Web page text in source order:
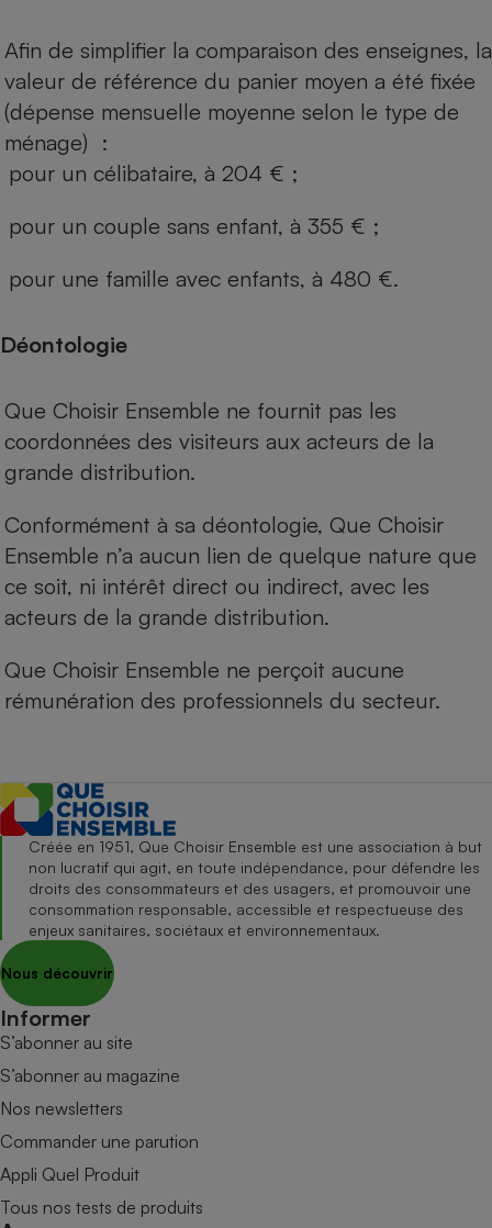
Afin de simplifier la comparaison des enseignes, la
valeur de référence du panier moyen a été fixée
(dépense mensuelle moyenne selon le type de
ménage) :
pour un célibataire, à 204 € ;
pour un couple sans enfant, à 355 € ;
pour une famille avec enfants, à 480 €.
Déontologie
Que Choisir Ensemble ne fournit pas les
coordonnées des visiteurs aux acteurs de la
grande distribution.
Conformément à sa déontologie, Que Choisir
Ensemble n’a aucun lien de quelque nature que
ce soit, ni intérêt direct ou indirect, avec les
acteurs de la grande distribution.
Que Choisir Ensemble ne perçoit aucune
rémunération des professionnels du secteur.
Créée en 1951, Que Choisir Ensemble est une association à but
non lucratif qui agit, en toute indépendance, pour défendre les
droits des consommateurs et des usagers, et promouvoir une
consommation responsable, accessible et respectueuse des
enjeux sanitaires, sociétaux et environnementaux.
Nous découvrir
Informer
S’abonner au site
S’abonner au magazine
Nos newsletters
Commander une parution
Appli Quel Produit
Tous nos tests de produits